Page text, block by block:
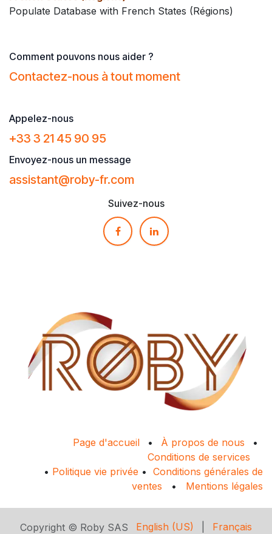
Populate Database with French States (Régions)
Comment pouvons nous aider ?
Contactez-nous à tout moment
Appelez-nous
+33 3 21 45 90 95
Envoyez-nous un message
assistant@roby​-fr.com
Suivez-nous
Page d'accueil • À propos de nous
•
Conditions de services
• Politique vie privée • Conditions générales de
ventes • Mentions légales
Copyright © Roby SAS English (US) Français